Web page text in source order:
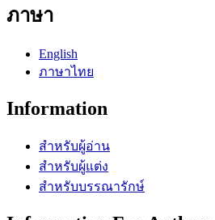
ภาษา
English
ภาษาไทย
Information
สำหรับผู้อ่าน
สำหรับผู้แต่ง
สำหรับบรรณารักษ์